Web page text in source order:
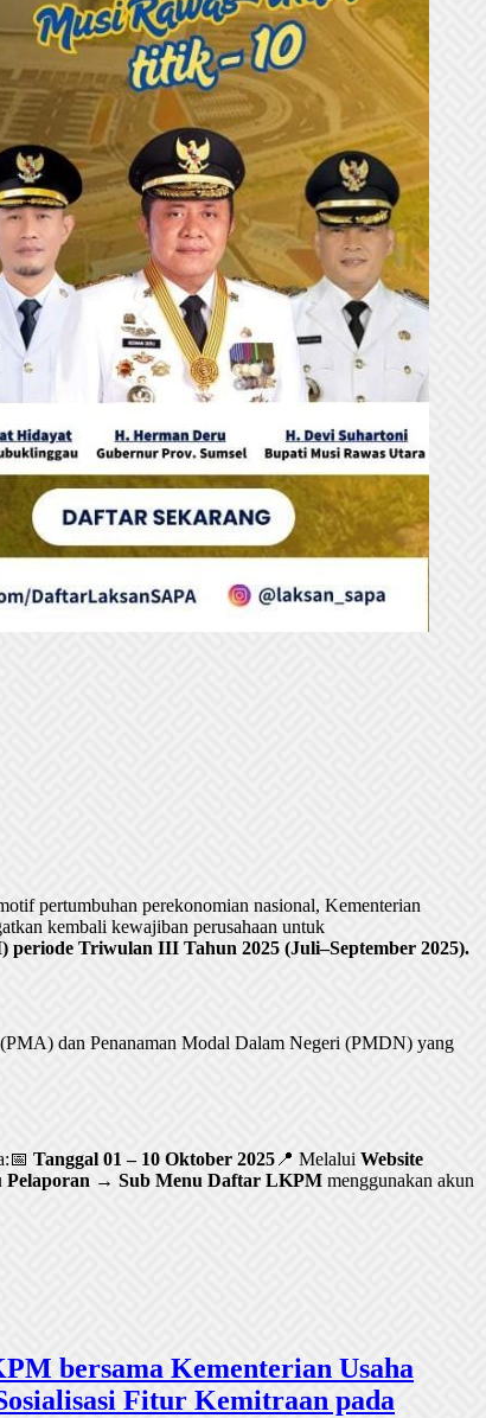
pertumbuhan perekonomian nasional, Kementerian
kembali kewajiban perusahaan untuk
Triwulan III Tahun 2025 (Juli–September 2025).
dan Penanaman Modal Dalam Negeri (PMDN) yang
Tanggal 01 – 10 Oktober 2025 📍 Melalui Website
Pelaporan → Sub Menu Daftar LKPM menggunakan akun
bersama Kementerian Usaha
Fitur Kemitraan pada